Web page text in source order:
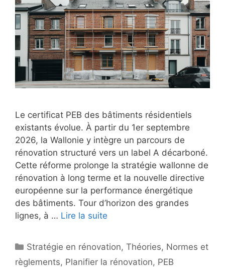
Le certificat PEB des bâtiments résidentiels
existants évolue. À partir du 1er septembre
2026, la Wallonie y intègre un parcours de
rénovation structuré vers un label A décarboné.
Cette réforme prolonge la stratégie wallonne de
rénovation à long terme et la nouvelle directive
européenne sur la performance énergétique
des bâtiments. Tour d’horizon des grandes
lignes, à … Lire la suite
Catégories
Stratégie en rénovation,Théories, Normes et
règlements, Planifier la rénovation, PEB